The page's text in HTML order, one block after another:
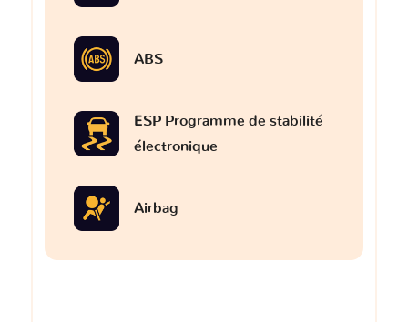
ABS
ESP Programme de stabilité
électronique
Airbag